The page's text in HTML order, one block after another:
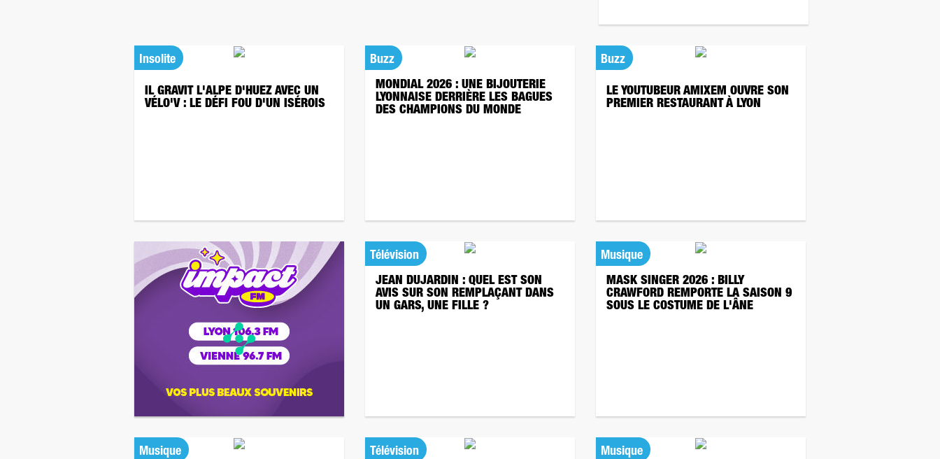
Insolite
IL GRAVIT L'ALPE D'HUEZ AVEC UN
VÉLO'V : LE DÉFI FOU D'UN ISÉROIS
Buzz
MONDIAL 2026 : UNE BIJOUTERIE
LYONNAISE DERRIÈRE LES BAGUES
DES CHAMPIONS DU MONDE
Buzz
LE YOUTUBEUR AMIXEM OUVRE SON
PREMIER RESTAURANT À LYON
Télévision
JEAN DUJARDIN : QUEL EST SON
AVIS SUR SON REMPLAÇANT DANS
UN GARS, UNE FILLE ?
Musique
MASK SINGER 2026 : BILLY
CRAWFORD REMPORTE LA SAISON 9
SOUS LE COSTUME DE L'ÂNE
Musique Télévision Musique